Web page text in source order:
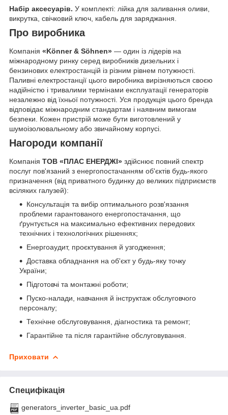
Набір аксесуарів. У комплекті: лійка для заливання оливи,
викрутка, свічковий ключ, кабель для заряджання.
Про виробника
Компанія «Könner & Söhnen» — один із лідерів на
міжнародному ринку серед виробників дизельних і
бензинових електростанцій із різним рівнем потужності.
Паливні електростанції цього виробника вирізняються своєю
надійністю і тривалими термінами експлуатації генераторів
незалежно від їхньої потужності. Уся продукція цього бренда
відповідає міжнародним стандартам і наявним вимогам
безпеки. Кожен пристрій може бути виготовлений у
шумоізолювальному або звичайному корпусі.
Нагороди компанії
Компанія ТОВ «ПЛАС ЕНЕРДЖІ» здійснює повний спектр
послуг пов'язаний з енергопостачанням об'єктів будь-якого
призначення (від приватного будинку до великих підприємств
всіляких галузей):
Консультація та вибір оптимального розв'язання
проблеми гарантованого енергопостачання, що
ґрунтується на максимально ефективних передових
технічних і технологічних рішеннях;
Енергоаудит, проєктування й узгодження;
Доставка обладнання на об'єкт у будь-яку точку
України;
Підготовчі та монтажні роботи;
Пуско-налади, навчання й інструктаж обслуговчого
персоналу;
Технічне обслуговування, діагностика та ремонт;
Гарантійне та після гарантійне обслуговування.
Приховати
Специфікація
generators_inverter_basic_ua.pdf